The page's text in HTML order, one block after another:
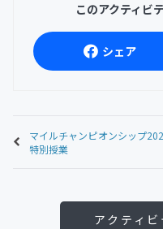
このアクティビ
シェア
マイルチャンピオンシップ
特別授業
アクティ